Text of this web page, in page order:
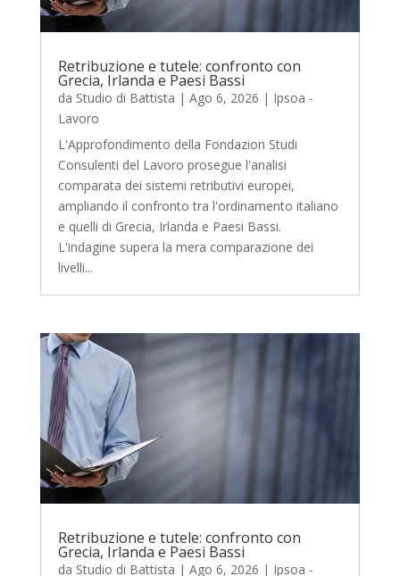
Retribuzione e tutele: confronto con
Grecia, Irlanda e Paesi Bassi
da Studio di Battista | Ago 6, 2026 | Ipsoa -
Lavoro
L'Approfondimento della Fondazion Studi
Consulenti del Lavoro prosegue l'analisi
comparata dei sistemi retributivi europei,
ampliando il confronto tra l'ordinamento italiano
e quelli di Grecia, Irlanda e Paesi Bassi.
L'indagine supera la mera comparazione dei
livelli...
Retribuzione e tutele: confronto con
Grecia, Irlanda e Paesi Bassi
da Studio di Battista | Ago 6, 2026 | Ipsoa -